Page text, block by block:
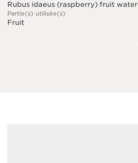
Rubus idaeus (raspberry) fruit water
Partie(s) utilisée(s)
Fruit